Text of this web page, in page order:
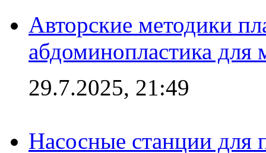
Авторские методики
абдоминопластика для
29.7.2025, 21:49
Насосные станции для